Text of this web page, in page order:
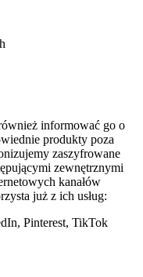
informować go o
produkty poza
zaszyfrowane
zewnętrznymi
kanałów
już z ich usług:
Pinterest, TikTok